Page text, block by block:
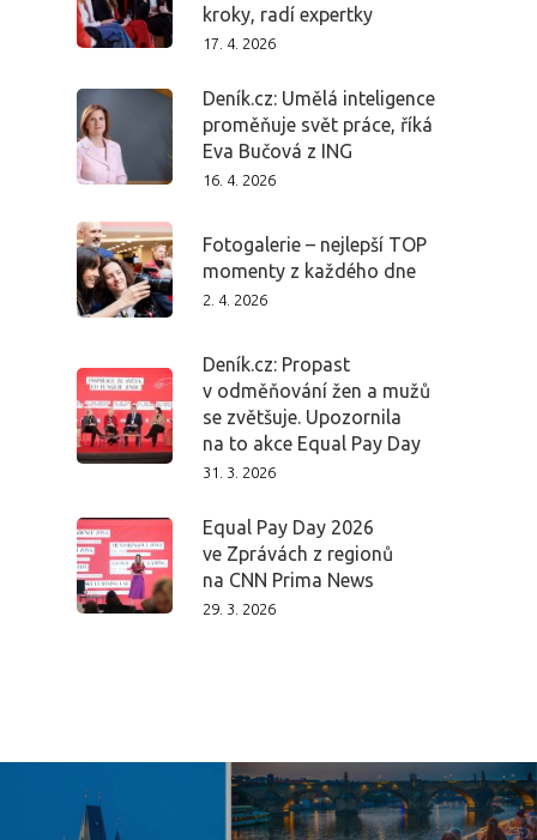
kroky, radí expertky
17. 4. 2026
Deník.cz: Umělá inteligence
proměňuje svět práce, říká
Eva Bučová z ING
16. 4. 2026
Fotogalerie – nejlepší TOP
momenty z každého dne
2. 4. 2026
Deník.cz: Propast
v odměňování žen a mužů
se zvětšuje. Upozornila
na to akce Equal Pay Day
31. 3. 2026
Equal Pay Day 2026
ve Zprávách z regionů
na CNN Prima News
29. 3. 2026
Program 26.3.
Aktuality